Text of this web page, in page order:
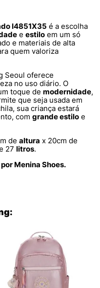
I4851X35 é a escolha
e estilo em um só
e materiais de alta
quem valoriza
Seoul oferece
no uso diário. O
toque de modernidade,
que seja usada em
sua criança estará
com grande estilo e
de altura x 20cm de
27 litros.
Menina Shoes.